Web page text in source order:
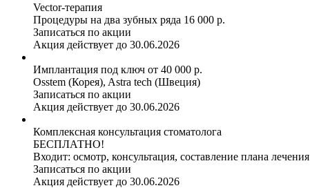
Vector-терапия
Процедуры на два зубных ряда 16 000 р.
Записаться по акции
Акция действует до 30.06.2026
Имплантация под ключ от 40 000 р.
Osstem (Корея), Astra tech (Швеция)
Записаться по акции
Акция действует до 30.06.2026
Комплексная консультация стоматолога
БЕСПЛАТНО!
Входит: осмотр, консультация, составление плана лечения
Записаться по акции
Акция действует до 30.06.2026